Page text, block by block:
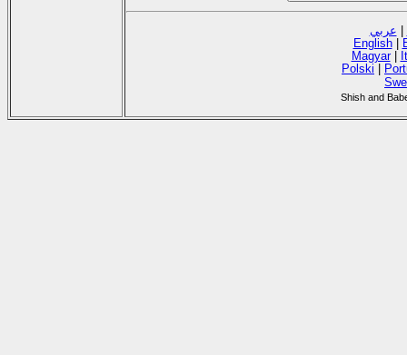
عربي
English|
Magyar|
Polski
Shish and